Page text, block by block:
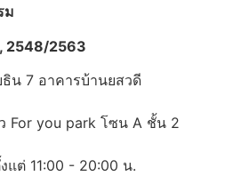
ม
2548/2563
น 7 อาคารบ้านยสวดี
For you park โซน A ชั้น 2
แต่ 11:00 - 20:00 น.